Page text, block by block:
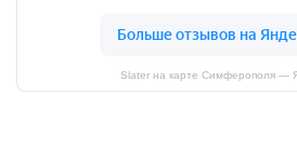
Slater на карте Симферополя —